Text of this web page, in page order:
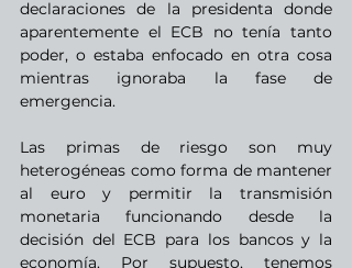
declaraciones de la presidenta donde
aparentemente el ECB no tenía tanto
poder, o estaba enfocado en otra cosa
mientras ignoraba la fase de
emergencia.
Las primas de riesgo son muy
heterogéneas como forma de mantener
al euro y permitir la transmisión
monetaria funcionando desde la
decisión del ECB para los bancos y la